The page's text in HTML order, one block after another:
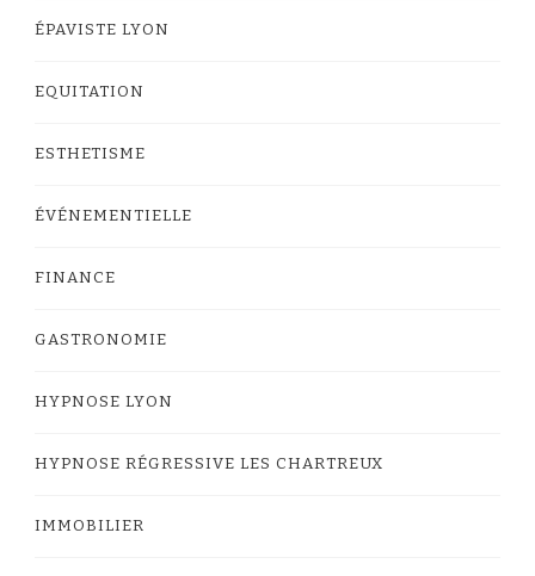
ÉPAVISTE LYON
EQUITATION
ESTHETISME
ÉVÉNEMENTIELLE
FINANCE
GASTRONOMIE
HYPNOSE LYON
HYPNOSE RÉGRESSIVE LES CHARTREUX
IMMOBILIER